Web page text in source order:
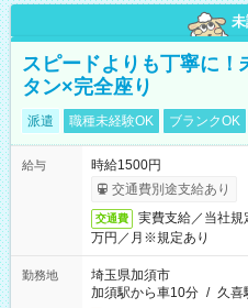
スピードよりも丁寧に
タン×完全座り
派遣 職種未経験OK ブランクOK
給与
時給1500円
交通費別途支給あり
交通費
実費支給／当社
万円／月※規定あり
勤務地
埼玉県加須市
加須駅から車10分 / 久喜